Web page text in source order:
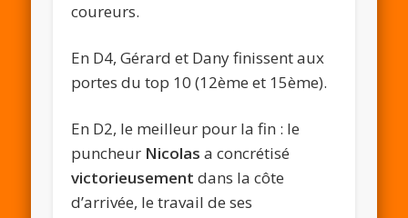
coureurs.
En D4, Gérard et Dany finissent aux
portes du top 10 (12ème et 15ème).
En D2, le meilleur pour la fin : le
puncheur Nicolas a concrétisé
victorieusement dans la côte
d’arrivée, le travail de ses